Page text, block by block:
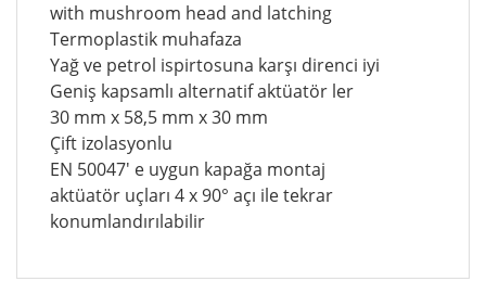
with mushroom head and latching
Termoplastik muhafaza
Yağ ve petrol ispirtosuna karşı direnci iyi
Geniş kapsamlı alternatif aktüatör ler
30 mm x 58,5 mm x 30 mm
Çift izolasyonlu
EN 50047' e uygun kapağa montaj
aktüatör uçları 4 x 90° açı ile tekrar
konumlandırılabilir